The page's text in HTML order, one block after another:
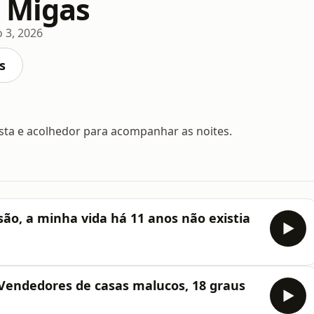
3, 2026
e acolhedor para acompanhar as noites.
a minha vida há 11 anos não existia
de casas malucos, 18 graus